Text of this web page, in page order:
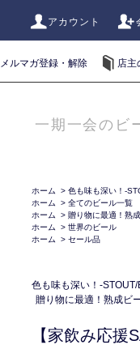
アカウント
メルマガ登録・解除 店主
一期一会のビ
ホーム > 色も味も深い！-
ホーム
> 全てのビール一覧
ホーム
> 贈り物に最適！熟
ホーム
> 世界のビール
ホーム
> セール品
色も味も深い！-
贈り物に最適！熟成ビ
【家飲み応